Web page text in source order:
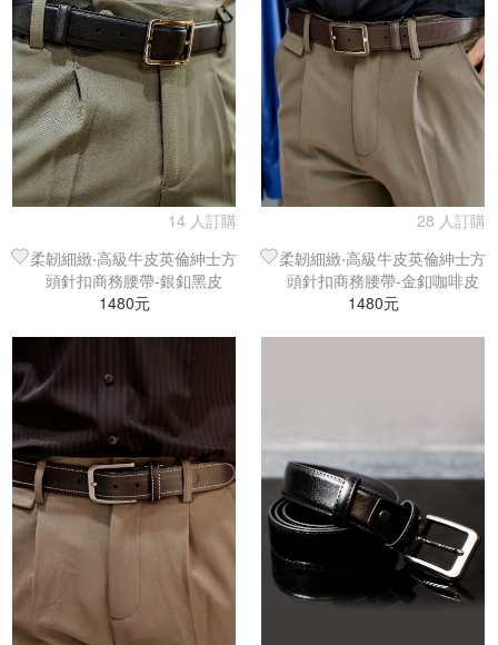
14 人訂購
柔韌細緻‧高級牛皮英倫紳士方
頭針扣商務腰帶-銀釦黑皮
1480元
28 人訂購
柔韌細緻‧高級牛皮英倫紳士方
頭針扣商務腰帶-金釦咖啡皮
1480元